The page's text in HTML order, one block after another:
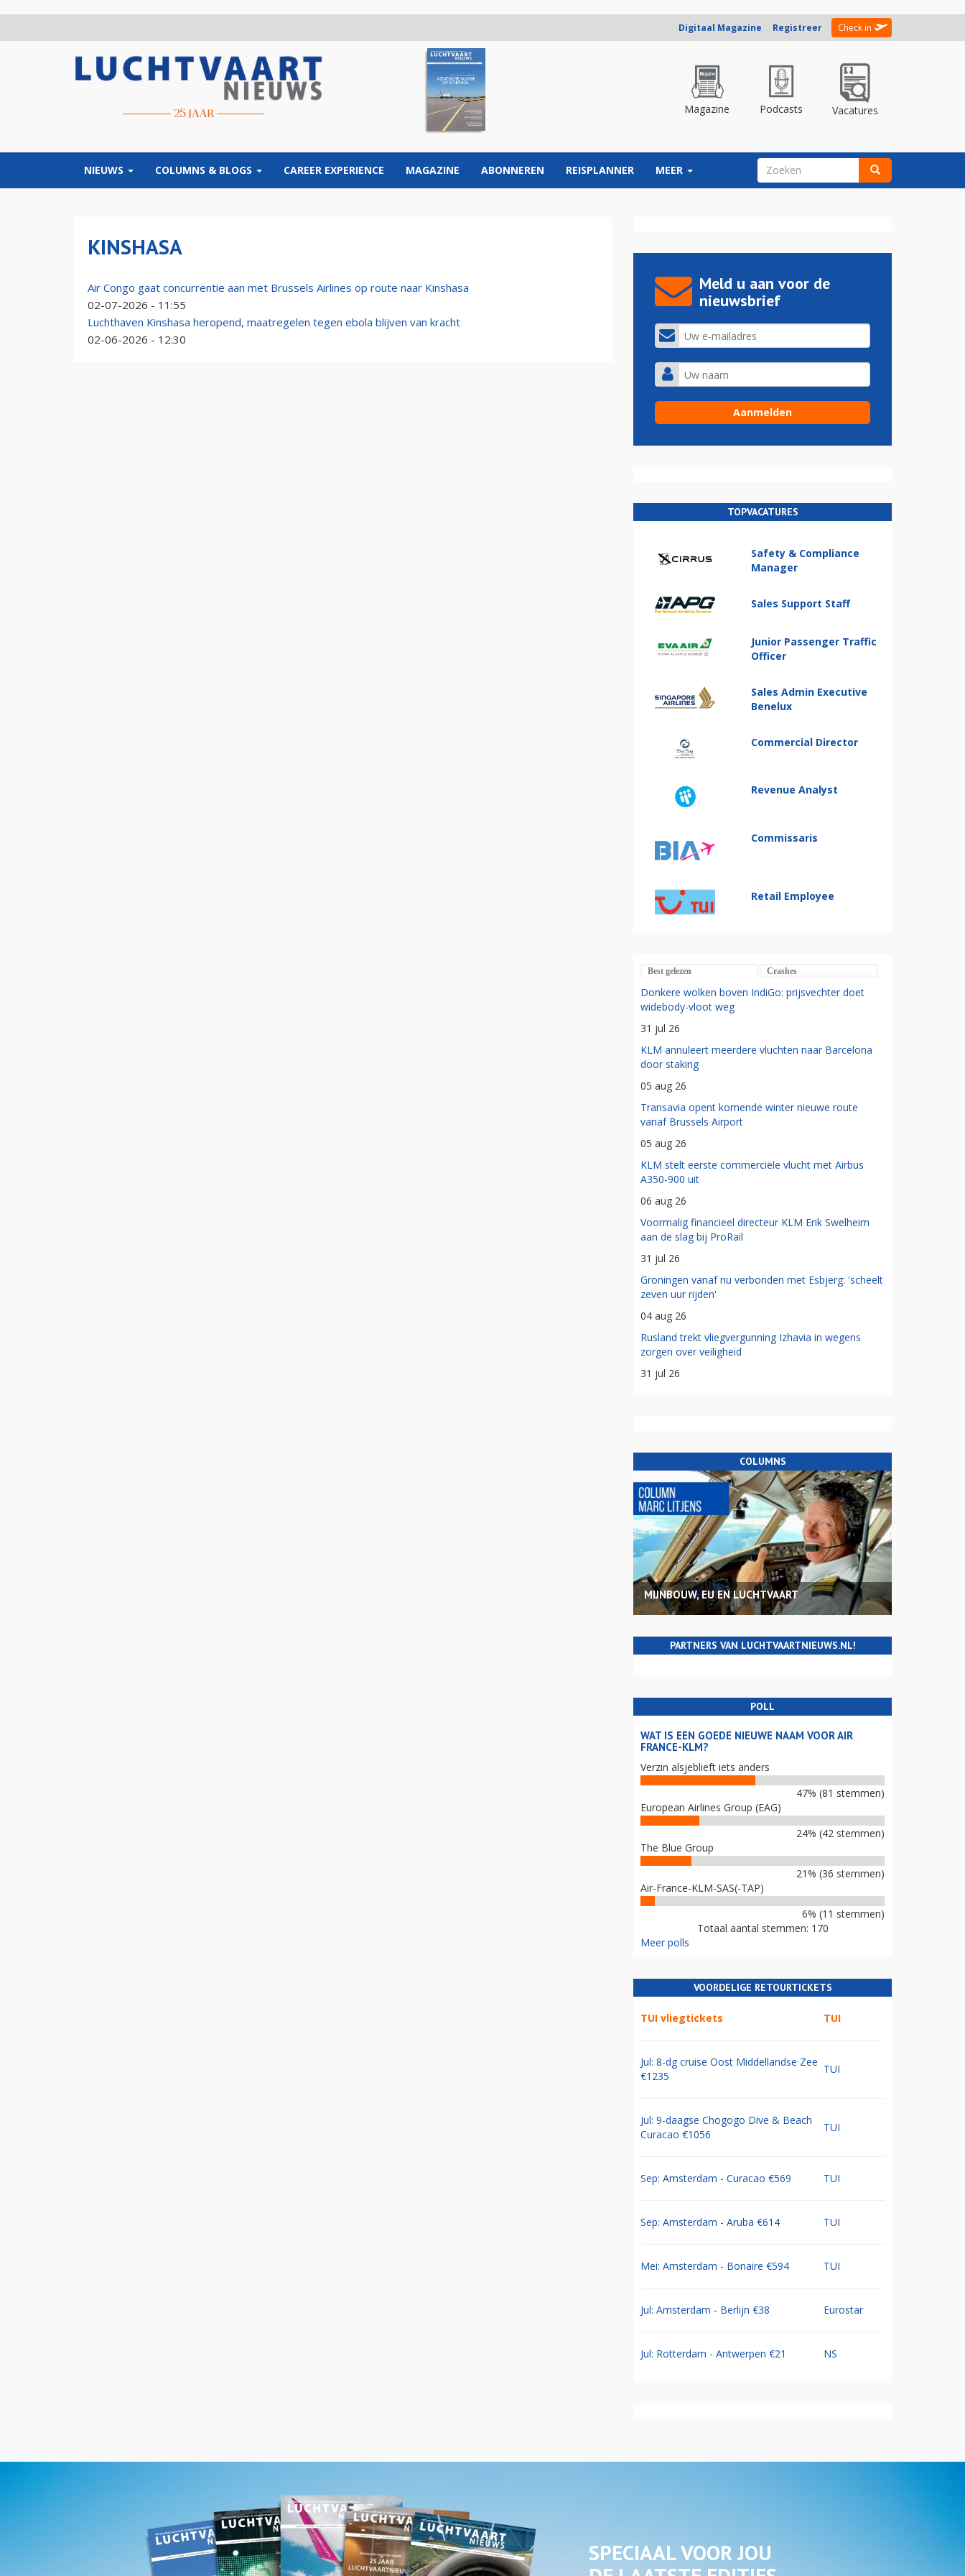
Digitaal Magazine Registreer Check in
Magazine Podcasts Vacatures
NIEUWS COLUMNS & BLOGS CAREER EXPERIENCE MAGAZINE ABONNEREN REISPLANNER MEER ZOEKVELD
KINSHASA
Air Congo gaat concurrentie aan met Brussels Airlines op route naar Kinshasa
02-07-2026 - 11:55
Luchthaven Kinshasa heropend, maatregelen tegen ebola blijven van kracht
02-06-2026 - 12:30
Meld u aan voor de
nieuwsbrief
TOPVACATURES
Safety & Compliance
Manager
Sales Support Staff
Junior Passenger Traffic
Officer
Sales Admin Executive
Benelux
Commercial Director
Revenue Analyst
Commissaris
Retail Employee
Best gelezen Crashes
Donkere wolken boven IndiGo: prijsvechter doet
widebody-vloot weg
31 jul 26
KLM annuleert meerdere vluchten naar Barcelona
door staking
05 aug 26
Transavia opent komende winter nieuwe route
vanaf Brussels Airport
05 aug 26
KLM stelt eerste commerciële vlucht met Airbus
A350-900 uit
06 aug 26
Voormalig financieel directeur KLM Erik Swelheim
aan de slag bij ProRail
31 jul 26
Groningen vanaf nu verbonden met Esbjerg: 'scheelt
zeven uur rijden'
04 aug 26
Rusland trekt vliegvergunning Izhavia in wegens
zorgen over veiligheid
31 jul 26
COLUMNS
MIJNBOUW, EU EN LUCHTVAART
PARTNERS VAN LUCHTVAARTNIEUWS.NL!
POLL
WAT IS EEN GOEDE NIEUWE NAAM VOOR AIR
FRANCE-KLM?
Verzin alsjeblieft iets anders
47% (81 stemmen)
European Airlines Group (EAG)
24% (42 stemmen)
The Blue Group
21% (36 stemmen)
Air-France-KLM-SAS(-TAP)
6% (11 stemmen)
Totaal aantal stemmen: 170
Meer polls
VOORDELIGE RETOURTICKETS
TUI vliegtickets TUI
Jul: 8-dg cruise Oost Middellandse Zee
€1235
TUI
Jul: 9-daagse Chogogo Dive & Beach
Curacao €1056
TUI
Sep: Amsterdam - Curacao €569 TUI
Sep: Amsterdam - Aruba €614 TUI
Mei: Amsterdam - Bonaire €594 TUI
Jul: Amsterdam - Berlijn €38 Eurostar
Jul: Rotterdam - Antwerpen €21 NS
SPECIAAL VOOR JOU